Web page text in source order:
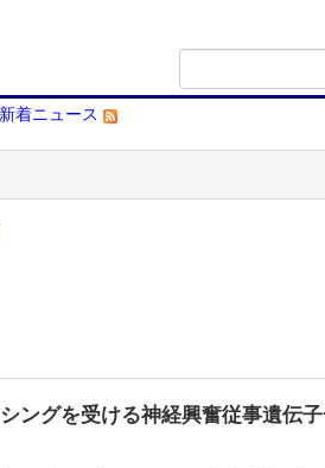
新着ニュース
ングを受ける神経興奮従事遺伝